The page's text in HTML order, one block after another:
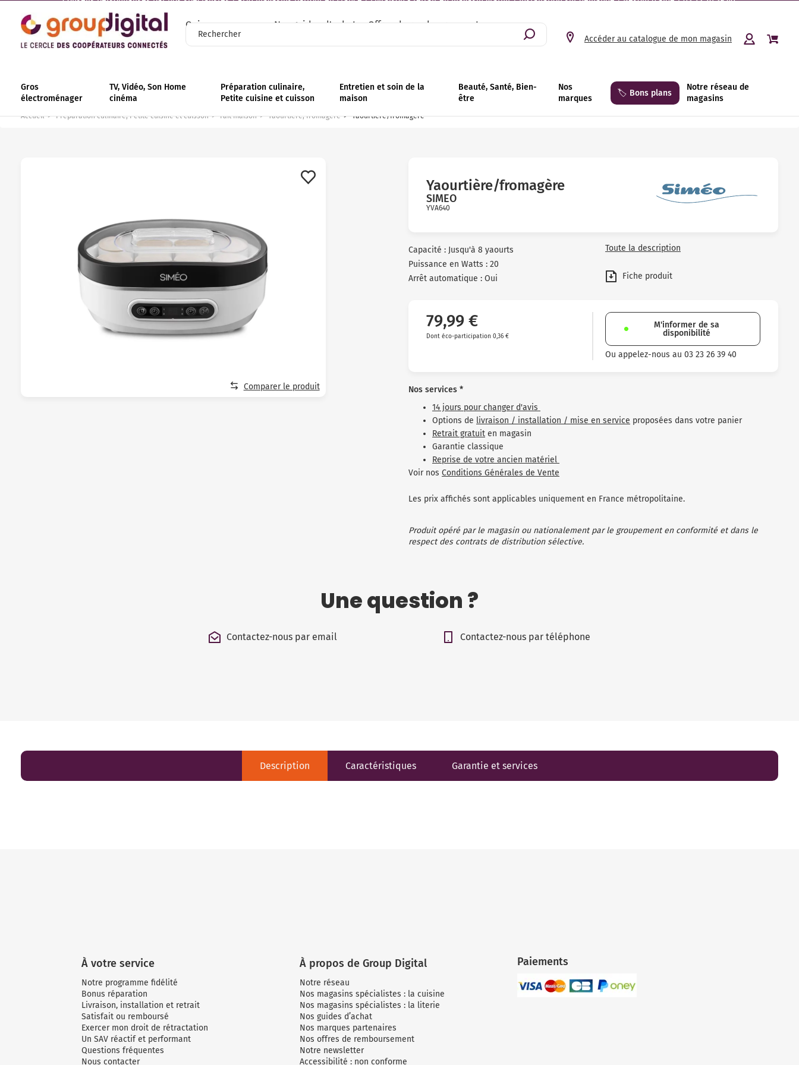
Qui sommes-nous Nos guides d'achat Offres de remboursement
Accéder au catalogue de mon magasin
Gros
électroménager
TV, Vidéo, Son Home
cinéma
Préparation culinaire,
Petite cuisine et cuisson
Entretien et soin de la
maison
Beauté, Santé, Bien-
être
Nos
marques
🏷️ Bons plans
Notre réseau de
magasins
Accueil Préparation culinaire, Petite cuisine et cuisson Fait maison Yaourtière, fromagère Yaourtière/fromagère
Comparer le produit
Yaourtière/fromagère
SIMEO
YVA640
Capacité : Jusqu'à 8 yaourts
Puissance en Watts : 20
Arrêt automatique : Oui
Toute la description
Fiche produit
79,99 €
Dont éco-participation 0,36 €
M'informer de sa
disponibilité
Ou appelez-nous au 03 23 26 39 40
Nos services *
14 jours pour changer d'avis
Options de livraison / installation / mise en service proposées dans votre panier
Retrait gratuit en magasin
Garantie classique
Reprise de votre ancien matériel
Voir nos Conditions Générales de Vente
Les prix affichés sont applicables uniquement en France métropolitaine.
Produit opéré par le magasin ou nationalement par le groupement en conformité et dans le
respect des contrats de distribution sélective.
Une question ?
Contactez-nous par email Contactez-nous par téléphone
Description Caractéristiques Garantie et services
À votre service
Notre programme fidélité
Bonus réparation
Livraison, installation et retrait
Satisfait ou remboursé
Exercer mon droit de rétractation
Un SAV réactif et performant
Questions fréquentes
Nous contacter
À propos de Group Digital
Notre réseau
Nos magasins spécialistes : la cuisine
Nos magasins spécialistes : la literie
Nos guides d’achat
Nos marques partenaires
Nos offres de remboursement
Notre newsletter
Accessibilité : non conforme
Paiements